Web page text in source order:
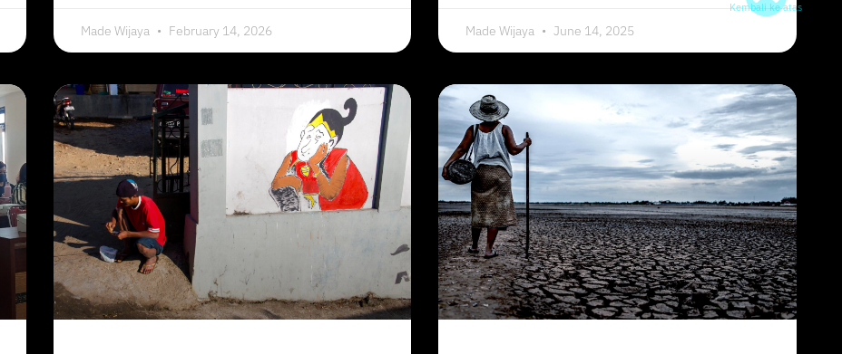
Made Wijaya February 14, 2026 Made Wijaya June 14, 2025
Kembali ke atas